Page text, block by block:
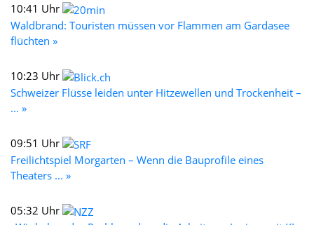
10:41 Uhr
Waldbrand: Touristen müssen vor Flammen am Gardasee
flüchten »
10:23 Uhr
Schweizer Flüsse leiden unter Hitzewellen und Trockenheit –
... »
09:51 Uhr
Freilichtspiel Morgarten – Wenn die Bauprofile eines
Theaters ... »
05:32 Uhr